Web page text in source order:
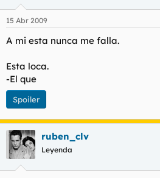
15 Abr 2009
A mi esta nunca me falla.
Esta loca.
-El que
Spoiler
ruben_clv
Leyenda